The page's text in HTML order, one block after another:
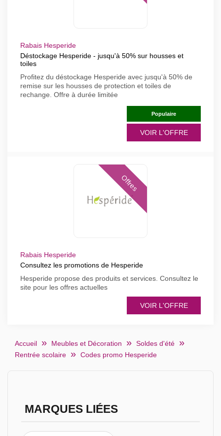
Rabais Hesperide
Déstockage Hesperide - jusqu'à 50% sur housses et
toiles
Profitez du déstockage Hesperide avec jusqu'à 50% de
remise sur les housses de protection et toiles de
rechange. Offre à durée limitée
Populaire
VOIR L'OFFRE
Offres
Rabais Hesperide
Consultez les promotions de Hesperide
Hesperide propose des produits et services. Consultez le
site pour les offres actuelles
VOIR L'OFFRE
Accueil Meubles et Décoration
Soldes d'été
Rentrée scolaire
Codes promo Hesperide
MARQUES LIÉES